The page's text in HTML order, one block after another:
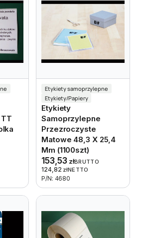
Etykiety samoprzylepne
Etykiety/Papiery
Etykiety
Samoprzylepne
Przezroczyste
Matowe 48,3 X 25,4
Mm (1100szt)
153,53 złBRUTTO
124,82 złNETTO
P/N: 4680